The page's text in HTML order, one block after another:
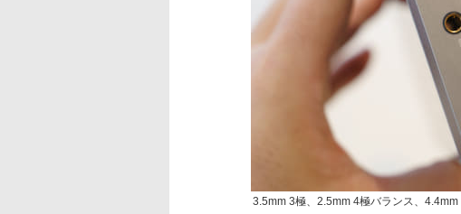
3.5mm 3極、2.5mm 4極バランス、